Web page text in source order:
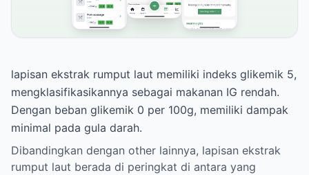
lapisan ekstrak rumput laut memiliki indeks glikemik 5,
mengklasifikasikannya sebagai makanan IG rendah.
Dengan beban glikemik 0 per 100g, memiliki dampak
minimal pada gula darah.
Dibandingkan dengan other lainnya, lapisan ekstrak
rumput laut berada di peringkat di antara yang